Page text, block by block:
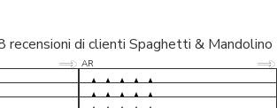
recensioni di clienti Spaghetti & Mandolino
5/5
5/5
5/5
AR 5/5
D* 5/5
S* 5/5